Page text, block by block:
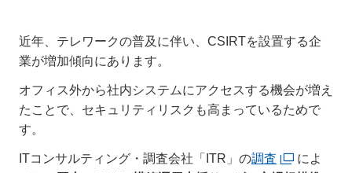
近年、テレワークの普及に伴い、CSIRTを設置する企
業が増加傾向にあります。
オフィス外から社内システムにアクセスする機会が増え
たことで、セキュリティリスクも高まっているためで
す。
ITコンサルティング・調査会社「ITR」の調査
によ